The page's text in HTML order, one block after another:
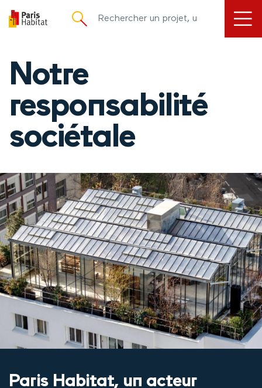
principal
Notre
responsabilité
sociétale
Paris Habitat, un acteur